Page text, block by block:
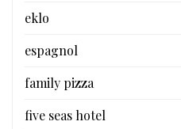
eklo
espagnol
family pizza
five seas hotel